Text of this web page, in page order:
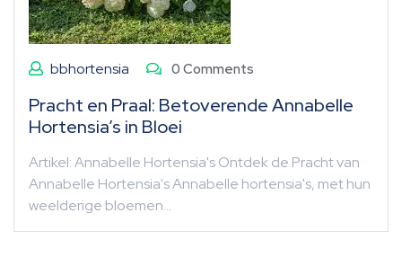
bbhortensia 0 Comments
Pracht en Praal: Betoverende Annabelle
Hortensia’s in Bloei
Artikel: Annabelle Hortensia's Ontdek de Pracht van
Annabelle Hortensia's Annabelle hortensia's, met hun
weelderige bloemen…